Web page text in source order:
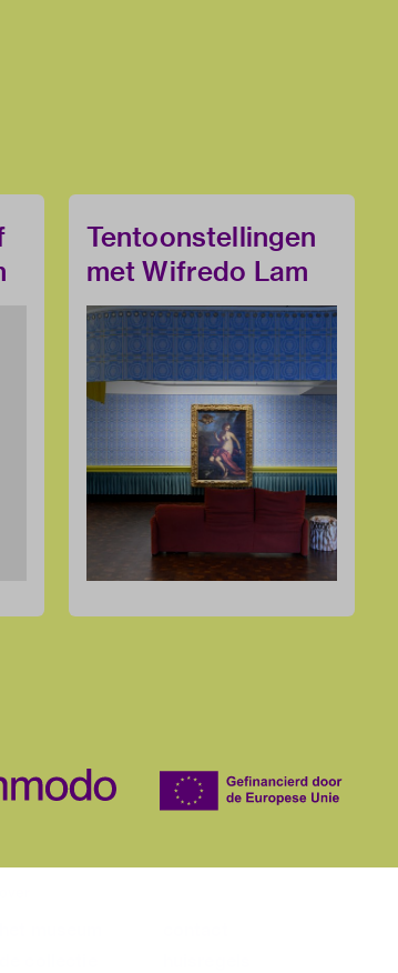
Tentoonstellingen
met Wifredo Lam